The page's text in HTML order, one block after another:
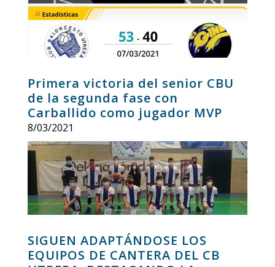
Primera victoria del senior CBU
de la segunda fase con
Carballido como jugador MVP
8/03/2021
SIGUEN ADAPTÁNDOSE LOS
EQUIPOS DE CANTERA DEL CB